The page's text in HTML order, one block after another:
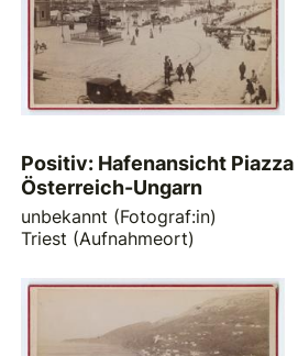
Positiv: Hafenansicht
Österreich-Ungarn
unbekannt (Fotograf:in)
Triest (Aufnahmeort)